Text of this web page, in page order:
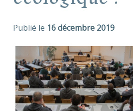
Publié le 16 décembre 2019